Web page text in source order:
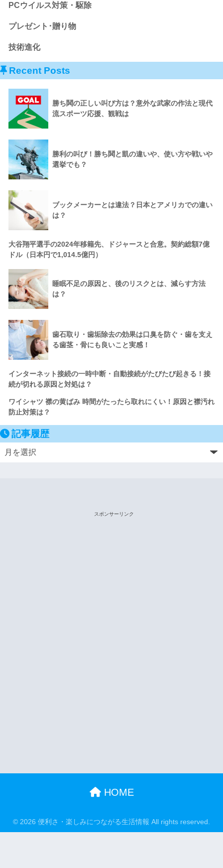
PCウイルス対策・駆除
プレゼント･贈り物
技術進化
Recent Posts
勝ち鬨の正しい叫び方は？意外な武家の作法と現代
流スポーツ応援、観戦は
勝利の叫び！勝ち鬨と凱の違いや、使い方や戦いや
選挙でも？
ブックメーカーとは違法？日本とアメリカでの違い
は？
大谷翔平選手の2024年移籍先、ドジャースと合意。契約総額7億
ドル（日本円で1,014.5億円）
睡眠不足の原因と、後のリスクとは、減らす方法
は？
歯石取り・歯垢除去の効果は口臭を防ぐ・歯を支え
る歯茎・骨にも良いこと実感！
インターネット接続の一時中断・自動接続がたびたび起きる！接
続が切れる原因と対処は？
ワイシャツ 襟の黄ばみ 時間がたったら取れにくい！原因と襟汚れ
防止対策は？
記事履歴
スポンサーリンク
HOME
© 2026 便利さ・楽しみにつながる生活情報 All rights reserved.